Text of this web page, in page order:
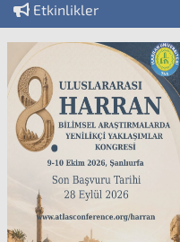
Etkinlikler